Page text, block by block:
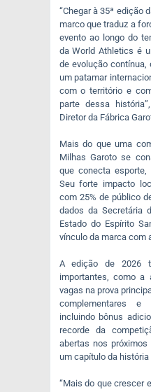
“Chegar à 35ª edição
marco que traduz a
evento ao longo do
da World Athletics é
de evolução
um patamar
com o território e
parte dessa
Diretor da Fábrica
Mais do que uma
Milhas Garoto se
que conecta esporte,
Seu forte impacto
com 25% de público
dados da Secretária
Estado do Espírito
vínculo da marca com
A edição de 2026
importantes, como a
vagas na prova
complementares e
incluindo bônus
recorde da
abertas nos
um capítulo da
“Mais do que crescer